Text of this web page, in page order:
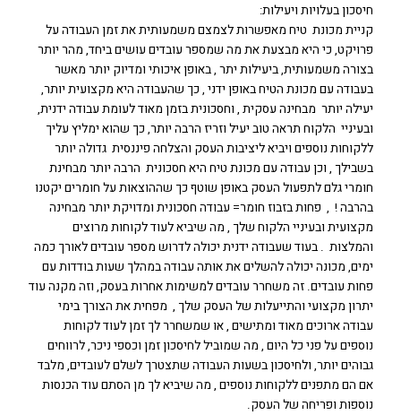
חיסכון בעלויות ויעילות:
קניית מכונת טיח מאפשרות לצמצם משמעותית את זמן העבודה על
פרויקט, כי היא מבצעת את מה שמספר עובדים עושים ביחד, מהר יותר
בצורה משמעותית, ביעילות יתר , באופן איכותי ומדיוק יותר מאשר
בעבודה עם מכונת הטיח באופן ידני , כך שהעבודה היא מקצועית יותר,
יעילה יותר מבחינה עסקית , וחסכונית בזמן מאוד לעומת עבודה ידנית,
ובעיניי הלקוח תראה טוב יעיל וזריז הרבה יותר, כך שהוא ימליץ עליך
ללקוחות נוספים ויביא ליציבות העסק והצלחה פיננסית גדולה יותר
בשבילך , וכן עבודה עם מכונת טיח היא חסכונית הרבה יותר מבחינת
חומרי גלם לתפעול העסק באופן שוטף כך שההוצאות על חומרים יקטנו
בהרבה ! , פחות בזבוז חומר= עבודה חסכונית ומדויקת יותר מבחינה
מקצועית ובעיניי הלקוח שלך , מה שיביא לעוד לקוחות מרוצים
והמלצות . בעוד שעבודה ידנית יכולה לדרוש מספר עובדים לאורך כמה
ימים, מכונה יכולה להשלים את אותה עבודה במהלך שעות בודדות עם
פחות עובדים. זה משחרר עובדים למשימות אחרות בעסק, וזה מקנה עוד
יתרון מקצועי והתייעלות של העסק שלך , מפחית את הצורך בימי
עבודה ארוכים מאוד ומתישים , או שמשחרר לך זמן לעוד לקוחות
נוספים על פני כל היום , מה שמוביל לחיסכון זמן וכספי ניכר, לרווחים
גבוהים יותר, ולחיסכון בשעות העבודה שתצטרך לשלם לעובדים, מלבד
אם הם מתפנים ללקוחות נוספים , מה שיביא לך מן הסתם עוד הכנסות
נוספות ופריחה של העסק.